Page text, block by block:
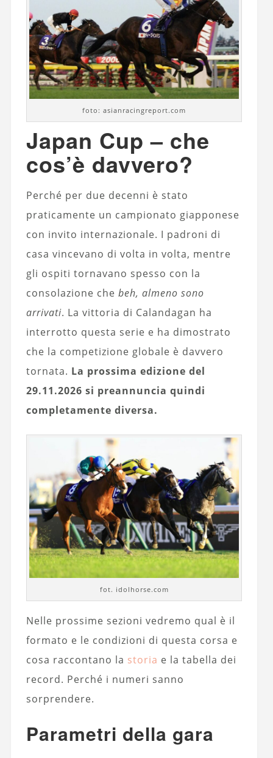
foto: asianracingreport.com
Japan Cup – che
cos’è davvero?
Perché per due decenni è stato
praticamente un campionato giapponese
con invito internazionale. I padroni di
casa vincevano di volta in volta, mentre
gli ospiti tornavano spesso con la
consolazione che beh, almeno sono
arrivati. La vittoria di Calandagan ha
interrotto questa serie e ha dimostrato
che la competizione globale è davvero
tornata. La prossima edizione del
29.11.2026 si preannuncia quindi
completamente diversa.
fot. idolhorse.com
Nelle prossime sezioni vedremo qual è il
formato e le condizioni di questa corsa e
cosa raccontano la storia e la tabella dei
record. Perché i numeri sanno
sorprendere.
Parametri della gara